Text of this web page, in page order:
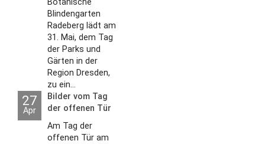
Botanische
Blindengarten
Radeberg lädt am
31. Mai, dem Tag
der Parks und
Gärten in der
Region Dresden,
zu ein...
27
Apr
Bilder vom Tag
der offenen Tür
2026
Am Tag der
offenen Tür am